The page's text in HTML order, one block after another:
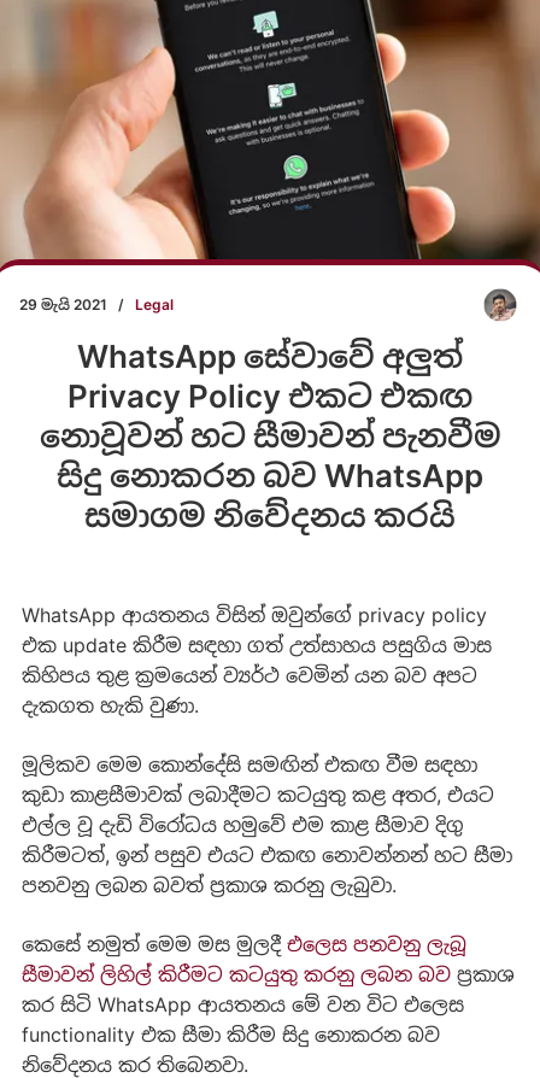
29 මැයි 2021 / Legal
WhatsApp සේවාවේ අලුත්
Privacy Policy එකට එකඟ
නොවූවන්‍ හට සීමාවන් පැනවීම
සිදු නොකරන බව WhatsApp
සමාගම නිවේදනය කරයි
WhatsApp ආයතනය විසින් ඔවුන්ගේ privacy policy
එක update කිරීම සඳහා ගත් උත්සාහය පසුගිය මාස
කිහිපය තුළ ක්‍රමයෙන් ව්‍යර්ථ වෙමින් යන බව අපට
දැකගත හැකි වුණා.
මූලිකව මෙම කොන්දේසි සමඟින් එකඟ වීම සඳහා
කුඩා කාළසීමාවක් ලබාදීමට කටයුතු කළ අතර, එයට
එල්ල වූ දැඩි විරෝධය හමුවේ එම කාළ සීමාව දිගු
කිරීමටත්, ඉන් පසුව එයට එකඟ නොවන්නන් හට සීමා
පනවනු ලබන බවත් ප්‍රකාශ කරනු ලැබුවා.
කෙසේ නමුත් මෙම මස මුලදී එලෙස පනවනු ලැබූ
සීමාවන් ලිහිල් කිරීමට කටයුතු කරනු ලබන බවප්‍රකාශ
කර සිටි WhatsApp ආයතනය මේ වන විට එලෙස
functionality එක සීමා කිරීම සිදු නොකරන බව
නිවේදනය කර තිබෙනවා.